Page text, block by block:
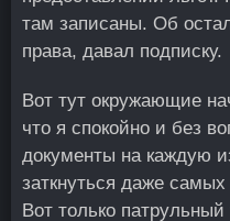
там записаны. Об
права, давал подписку.
Вот тут окружающие
что я спокойно и без
документы на каждую
заткнуться даже
Вот только